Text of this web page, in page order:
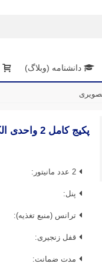
دانشنامه (وبلاگ)
پکیج کامل 2 واحدی الکتروپیک pro-1294 سفید (حافظه دار)
2 عدد مانیتور:
پنل:
ترانس (منبع تغذیه):
قفل زنجیری:
مدت ضمانت: